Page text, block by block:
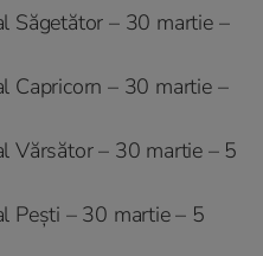
Săgetător – 30 martie –
Capricorn – 30 martie –
Vărsător – 30 martie – 5
Pești – 30 martie – 5